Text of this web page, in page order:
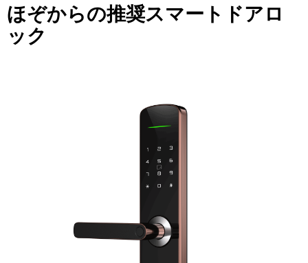
ほぞからの推奨スマートドアロ
ック